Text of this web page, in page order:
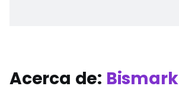
Acerca de: Bismark